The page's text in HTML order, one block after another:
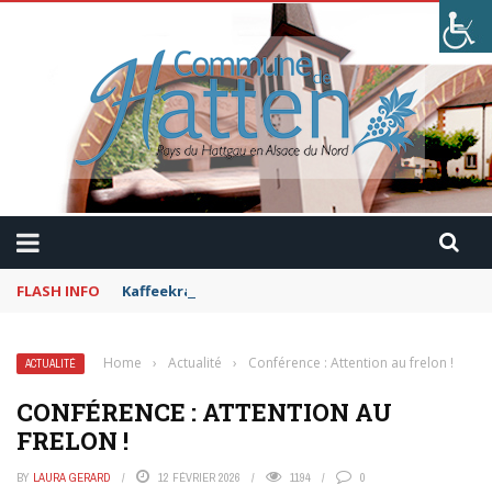
FLASH INFO Kaffeekranzel : Le Maroc en camping-car avec
ACTUALITÉ Home › Actualité › Conférence : Attention au frelon !
CONFÉRENCE : ATTENTION AU
FRELON !
BY LAURA GERARD 12 FÉVRIER 2026 1194 0